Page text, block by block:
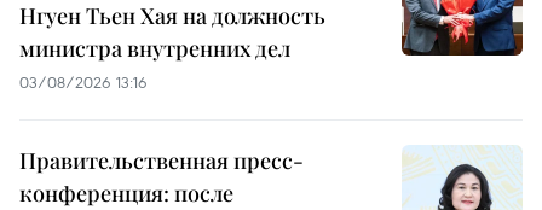
Нгуен Тьен Хая на должность
министра внутренних дел
03/08/2026 13:16
Правительственная пресс-
конференция: после